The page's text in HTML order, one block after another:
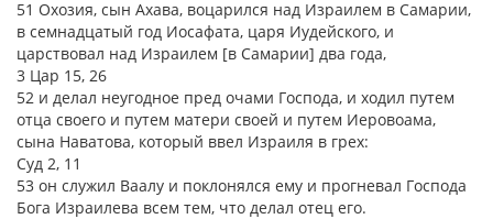
51 Охозия, сын Ахава, воцарился над Израилем в Самарии,
в семнадцатый год Иосафата, царя Иудейского, и
царствовал над Израилем [в Самарии] два года,
3 Цар 15, 26
52 и делал неугодное пред очами Господа, и ходил путем
отца своего и путем матери своей и путем Иеровоама,
сына Наватова, который ввел Израиля в грех:
Суд 2, 11
53 он служил Ваалу и поклонялся ему и прогневал Господа
Бога Израилева всем тем, что делал отец его.